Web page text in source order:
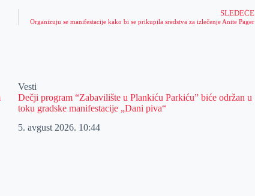
SLEDEĆE
Organizuju se manifestacije kako bi se prikupila sredstva za izlečenje Anite Pager
Vesti
Dečji program “Zabavilište u Plankiću Parkiću” biće održan u
toku gradske manifestacije „Dani piva“
5. avgust 2026. 10:44